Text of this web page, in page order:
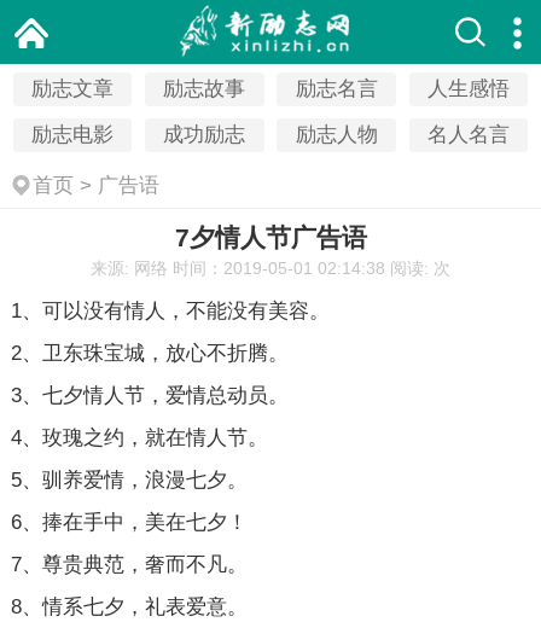
励志文章 励志故事 励志名言
人生感悟
励志电影
成功励志 励志人物 名人名言
首页 > 广告语
7夕情人节广告语
来源: 网络 时间：2019-05-01 02:14:38 阅读: 次
1、可以没有情人，不能没有美容。
2、卫东珠宝城，放心不折腾。
3、七夕情人节，爱情总动员。
4、玫瑰之约，就在情人节。
5、驯养爱情，浪漫七夕。
6、捧在手中，美在七夕！
7、尊贵典范，奢而不凡。
8、情系七夕，礼表爱意。